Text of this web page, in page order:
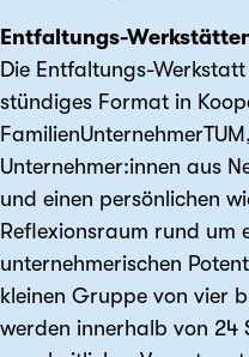
Entfaltungs-
Die Entfaltungs-
stündiges Format in
Unternehmer:innen aus
und einen persönlichen
Reflexionsraum rund um
unternehmerischen
kleinen Gruppe von vier
werden innerhalb von 24